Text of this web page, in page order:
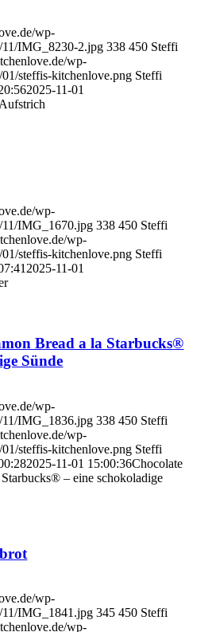
wp-
11/IMG_8230-2.jpg 338 450 Steffi
wp-
steffis-kitchenlove.png Steffi
2025-11-01
wp-
11/IMG_1670.jpg 338 450 Steffi
wp-
steffis-kitchenlove.png Steffi
2025-11-01
Bread a la Starbucks®
Sünde
wp-
11/IMG_1836.jpg 338 450 Steffi
wp-
steffis-kitchenlove.png Steffi
2025-11-01 15:00:36Chocolate
– eine schokoladige
wp-
11/IMG_1841.jpg 345 450 Steffi
wp-